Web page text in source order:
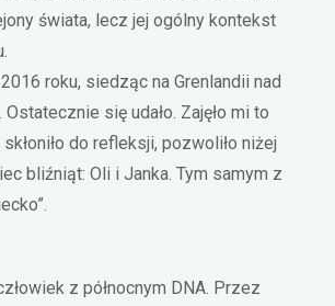
świata, lecz jej ogólny kontekst
roku, siedząc na Grenlandii nad
się udało. Zajęło mi to
do refleksji, pozwoliło niżej
bliźniąt: Oli i Janka. Tym samym z
z północnym DNA. Przez